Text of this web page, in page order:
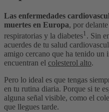
Las enfermedades
muertes en Europa, por
respiratorias y la diabetes1 . Sin
acuerdes de tu salud
amigo cercano que ha tenido un
encuentran el colesterol alto.
Pero lo ideal es que tengas
en tu rutina diaria. Porque si te
alguna señal visible, como el
que llegues tarde.